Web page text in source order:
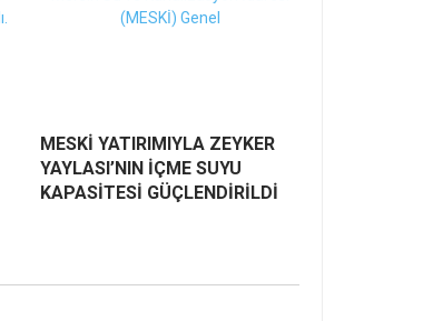
MESKİ YATIRIMIYLA ZEYKER
YAYLASI’NIN İÇME SUYU
KAPASİTESİ GÜÇLENDİRİLDİ